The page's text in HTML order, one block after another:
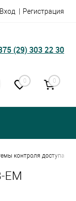
Вход Регистрация
(29) 303 22 30
0 0
контроля доступа
EM